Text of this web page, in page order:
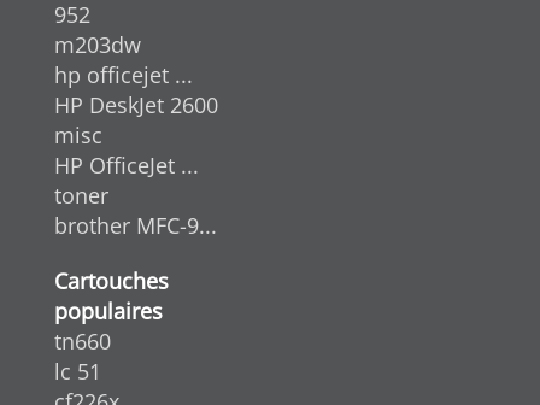
952
m203dw
hp officejet ...
HP DeskJet 2600
misc
HP OfficeJet ...
toner
brother MFC-9...
Cartouches
populaires
tn660
lc 51